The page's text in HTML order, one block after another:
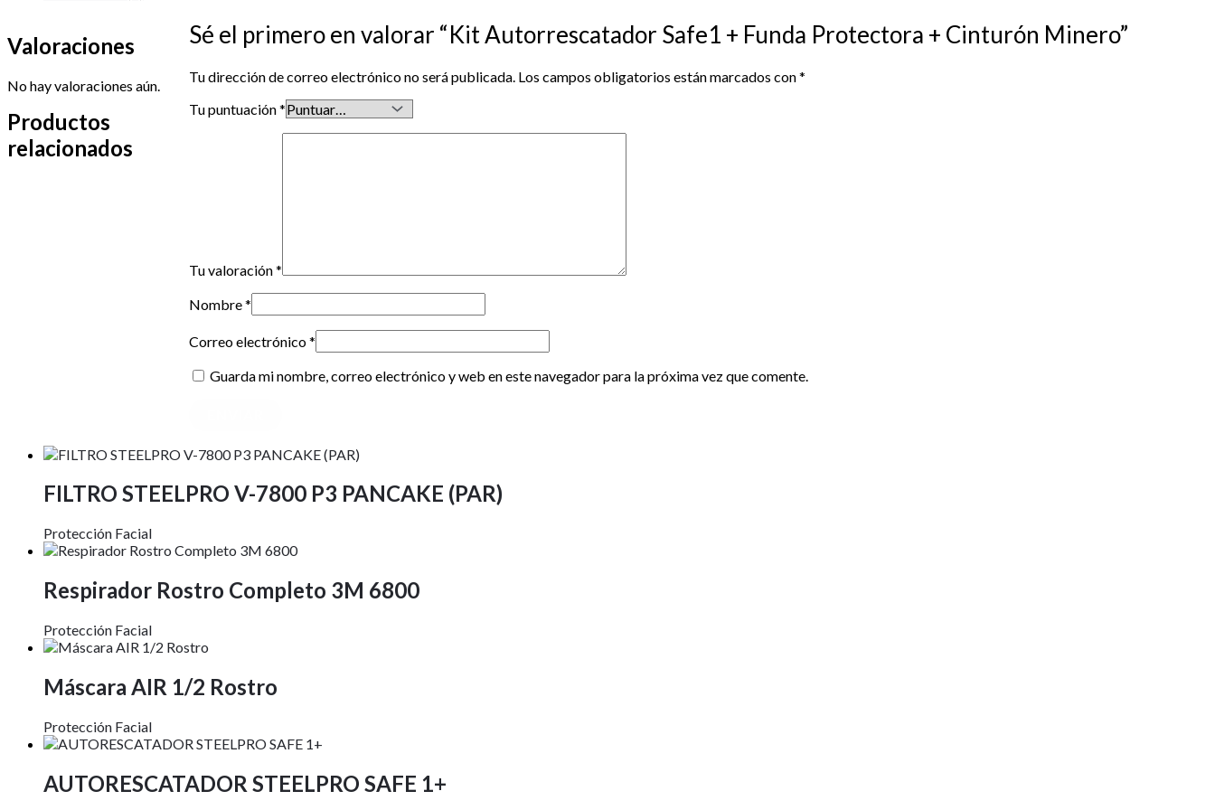
Valoraciones
No hay valoraciones aún.
Sé el primero en valorar “Kit Autorrescatador Safe1 + Funda Protectora + Cinturón Minero”
Tu dirección de correo electrónico no será publicada. Los campos obligatorios están marcados con*
Tu puntuación*
Tu valoración*
Nombre*
Correo electrónico*
Guarda mi nombre, correo electrónico y web en este navegador para la próxima vez que comente.
Productos
relacionados
FILTRO STEELPRO V-7800 P3 PANCAKE (PAR)
Protección Facial
Respirador Rostro Completo 3M 6800
Protección Facial
Máscara AIR 1/2 Rostro
Protección Facial
AUTORESCATADOR STEELPRO SAFE 1+